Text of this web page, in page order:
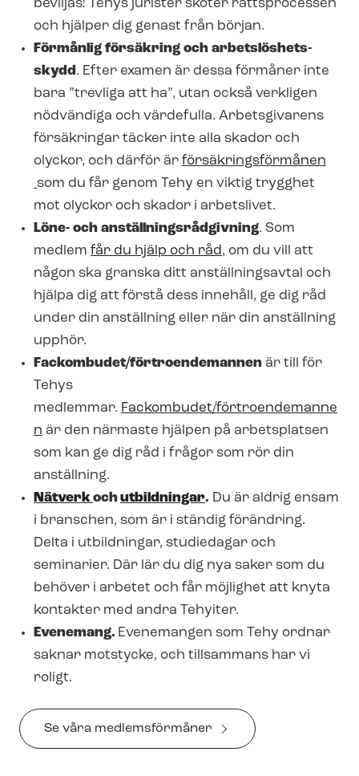
beviljas! Tehys jurister sköter rättsprocessen
och hjälper dig genast från början.
Förmånlig försäkring och ar­bets­lös­hets­
skydd . Efter examen är dessa förmåner inte
bara ”trevliga att ha”, utan också verkligen
nödvändiga och värdefulla. Arbetsgivarens
försäkringar täcker inte alla skador och
olyckor, och därför är för­säk­rings­för­må­nen
som du får genom Tehy en viktig trygghet
mot olyckor och skador i arbetslivet.
Löne- och an­ställ­nings­råd­giv­ning. Som
medlem får du hjälp och råd, om du vill att
någon ska granska ditt anställningsavtal och
hjälpa dig att förstå dess innehåll, ge dig råd
under din anställning eller när din anställning
upphör.
Fackombudet/förtroendemannen är till för
Tehys
medlemmar. Fackombudet/förtroendemanne
n är den närmaste hjälpen på arbetsplatsen
som kan ge dig råd i frågor som rör din
anställning.
Nätverkochutbildningar. Du är aldrig ensam
i branschen, som är i ständig förändring.
Delta i utbildningar, studiedagar och
seminarier. Där lär du dig nya saker som du
behöver i arbetet och får möjlighet att knyta
kontakter med andra Tehyiter.
Evenemang. Evenemangen som Tehy ordnar
saknar motstycke, och tillsammans har vi
roligt.
Se våra medlemsförmåner